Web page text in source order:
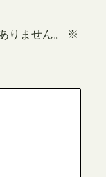
りません。
※